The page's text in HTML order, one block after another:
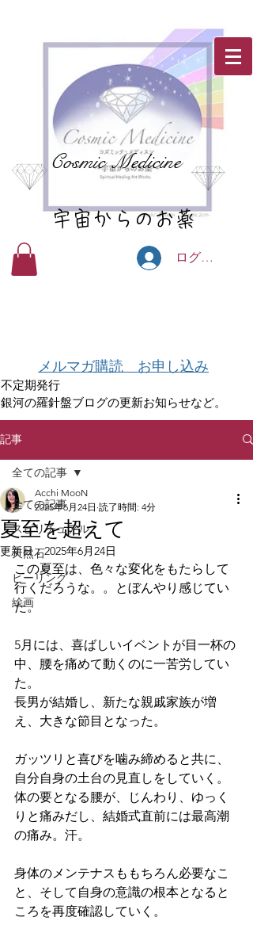
Cosmic Medicine
宇宙からのお薬
ログイン
メルマガ購読 お申し込み
不定期発行
銀河の羅針盤ブログの更新お知らせなど。
記事
全ての記事
スピリチュアル
天然石
ヒーリング
絵画
全ての記事
夏至を超えて
Acchi MooN
2025年6月24日 読了時間: 4分
更新日：2025年6月24日
この夏至は、色々な変化をもたらして
行くだろうな。。とぼんやり感じてい
た。
5月には、喜ばしいイベントが目一杯の
中、腰を痛めて動くのに一苦労してい
た。
長男が結婚し、新たな親戚家族が増
え、大きな節目となった。
ガッツリと喜びを噛み締めると共に、
自分自身の土台の見直しをしていく。
体の要となる腰が、じんわり、ゆっく
りと痛みだし、結婚式直前には最高潮
の痛み。汗。
身体のメンテナスももちろん必要なこ
と、そして自身の意識の根本となると
ころを再度確認していく。